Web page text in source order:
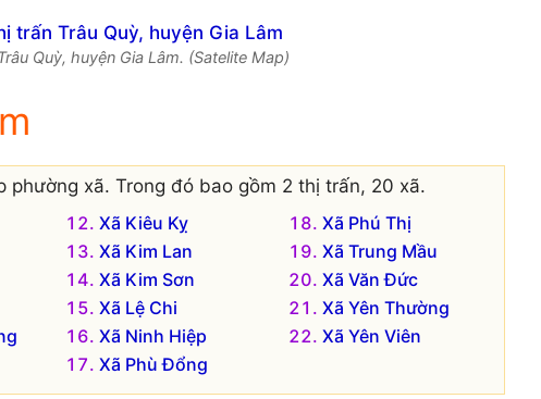
Quỳ, huyện Gia Lâm. (Satelite Map)
phường xã. Trong đó bao gồm 2 thị trấn, 20 xã.
Xã Kiêu Kỵ
Xã Kim Lan
Xã Kim Sơn
Xã Lệ Chi
Xã Ninh Hiệp
Xã Phù Đổng
Xã Phú Thị
Xã Trung Mầu
Xã Văn Đức
Xã Yên Thường
Xã Yên Viên